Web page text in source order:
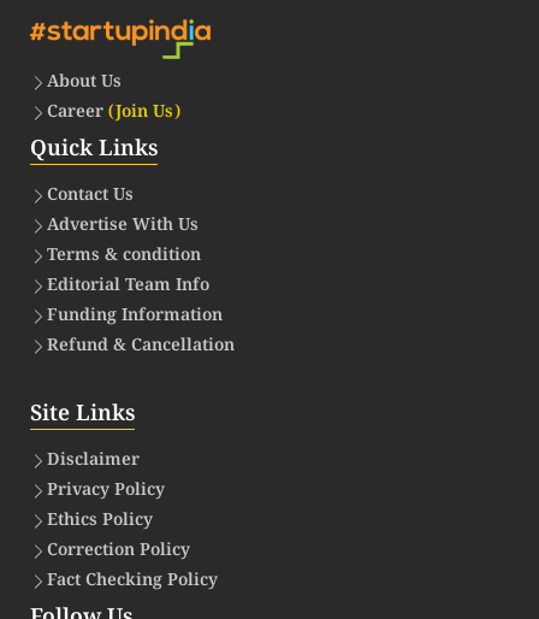
About Us
Career(Join Us)
Quick Links
Contact Us
Advertise With Us
Terms & condition
Editorial Team Info
Funding Information
Refund & Cancellation
Site Links
Disclaimer
Privacy Policy
Ethics Policy
Correction Policy
Fact Checking Policy